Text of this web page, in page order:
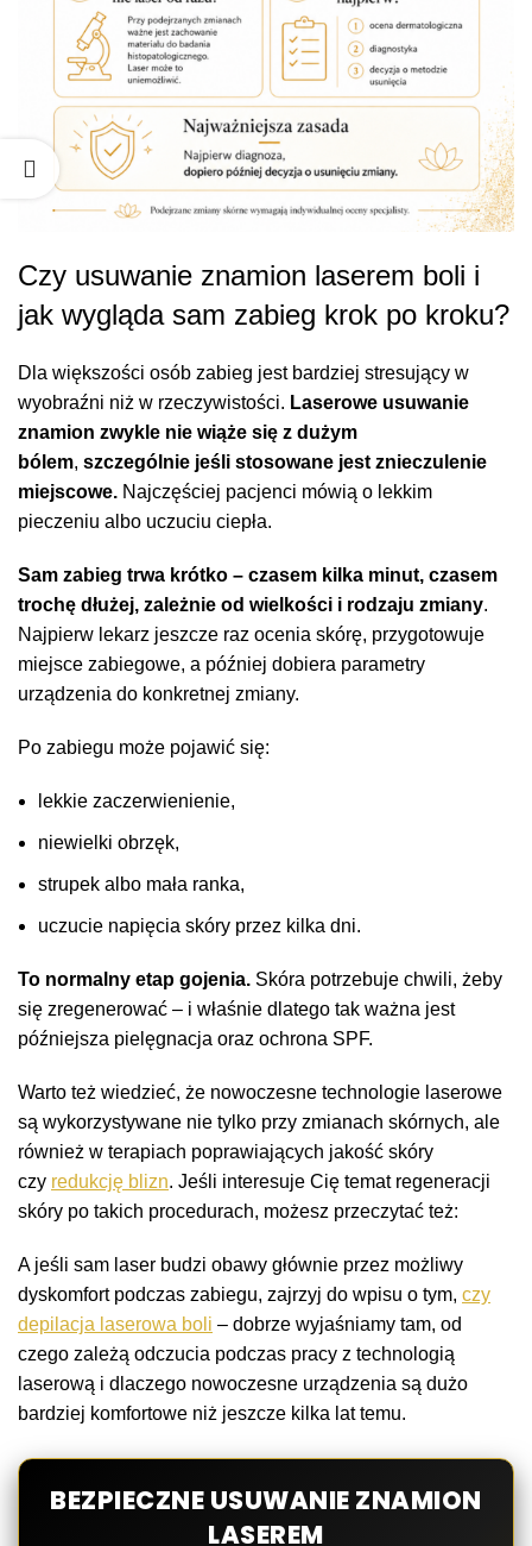
Czy usuwanie znamion laserem boli i
jak wygląda sam zabieg krok po kroku?
Dla większości osób zabieg jest bardziej stresujący w
wyobraźni niż w rzeczywistości. Laserowe usuwanie
znamion zwykle nie wiąże się z dużym
bólem, szczególnie jeśli stosowane jest znieczulenie
miejscowe. Najczęściej pacjenci mówią o lekkim
pieczeniu albo uczuciu ciepła.
Sam zabieg trwa krótko – czasem kilka minut, czasem
trochę dłużej, zależnie od wielkości i rodzaju zmiany.
Najpierw lekarz jeszcze raz ocenia skórę, przygotowuje
miejsce zabiegowe, a później dobiera parametry
urządzenia do konkretnej zmiany.
Po zabiegu może pojawić się:
lekkie zaczerwienienie,
niewielki obrzęk,
strupek albo mała ranka,
uczucie napięcia skóry przez kilka dni.
To normalny etap gojenia. Skóra potrzebuje chwili, żeby
się zregenerować – i właśnie dlatego tak ważna jest
późniejsza pielęgnacja oraz ochrona SPF.
Warto też wiedzieć, że nowoczesne technologie laserowe
są wykorzystywane nie tylko przy zmianach skórnych, ale
również w terapiach poprawiających jakość skóry
czy redukcję blizn. Jeśli interesuje Cię temat regeneracji
skóry po takich procedurach, możesz przeczytać też:
A jeśli sam laser budzi obawy głównie przez możliwy
dyskomfort podczas zabiegu, zajrzyj do wpisu o tym, czy
depilacja laserowa boli – dobrze wyjaśniamy tam, od
czego zależą odczucia podczas pracy z technologią
laserową i dlaczego nowoczesne urządzenia są dużo
bardziej komfortowe niż jeszcze kilka lat temu.
BEZPIECZNE USUWANIE ZNAMION
LASEREM